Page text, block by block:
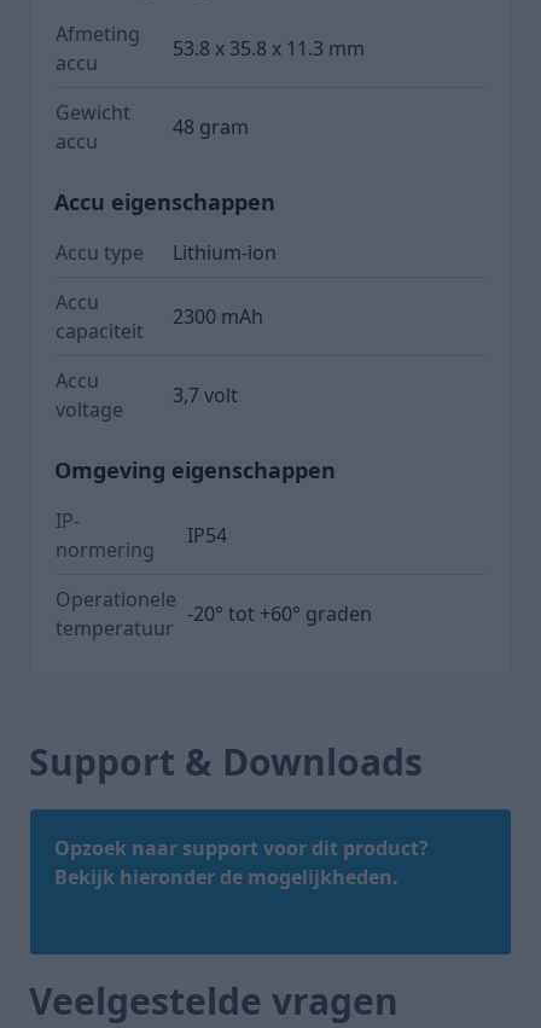
Afmeting
accu
53.8 x 35.8 x 11.3 mm
Gewicht
accu
48 gram
Accu eigenschappen
Accu type
Lithium-ion
Accu
capaciteit
2300 mAh
Accu
voltage
3,7 volt
Omgeving eigenschappen
IP-
normering
IP54
Operationele
temperatuur
-20° tot +60° graden
Support & Downloads
Opzoek naar support voor dit product?
Bekijk hieronder de mogelijkheden.
Veelgestelde vragen